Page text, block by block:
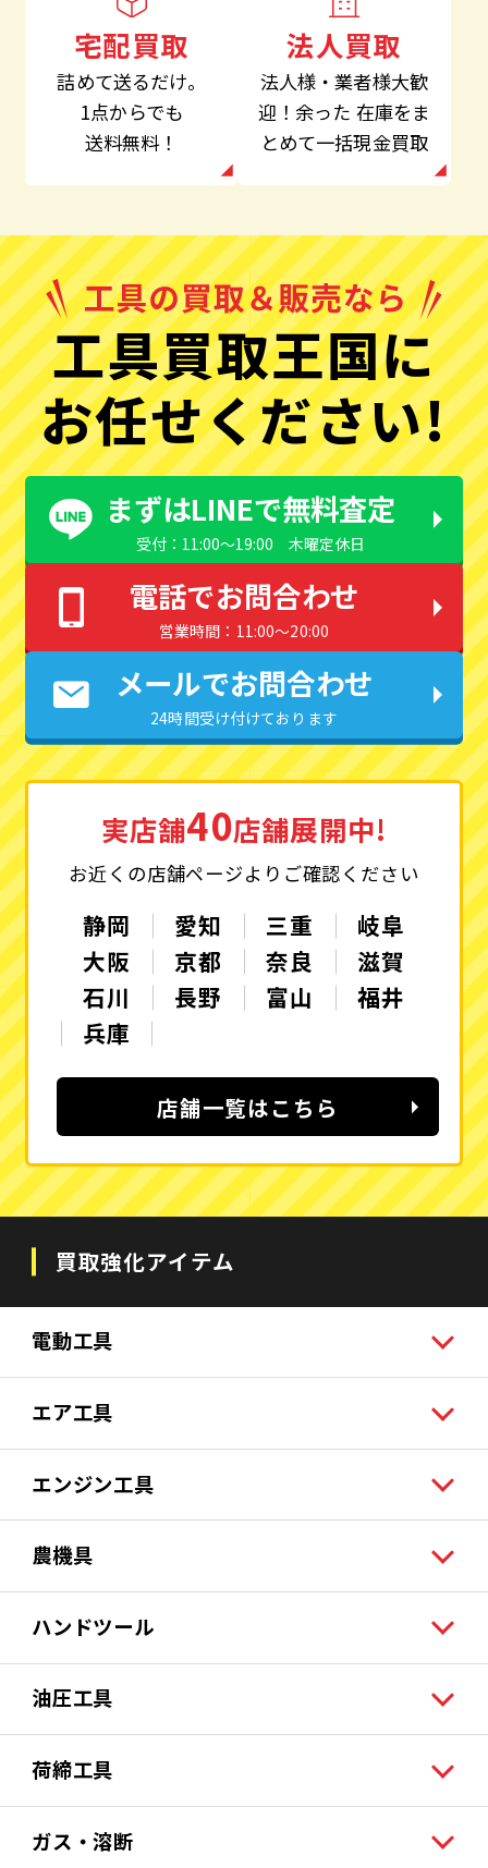
宅配買取
詰めて送るだけ。
1点からでも
送料無料！
法人買取
法人様・業者様大歓
迎！余った 在庫をま
とめて一括現金買取
工具買取王国に
お任せください!
まずはLINEで無料査定
受付：11:00〜19:00 木曜定休日
電話でお問合わせ
営業時間：11:00〜20:00
メールでお問合わせ
24時間受け付けております
実店舗40店舗展開中!
お近くの店舗ページよりご確認ください
静岡 愛知 三重
岐阜
大阪
京都 奈良
滋賀
石川
長野 富山
福井
兵庫
店舗一覧はこちら
買取強化アイテム
電動工具
エア工具
エンジン工具
農機具
ハンドツール
油圧工具
荷締工具
ガス・溶断